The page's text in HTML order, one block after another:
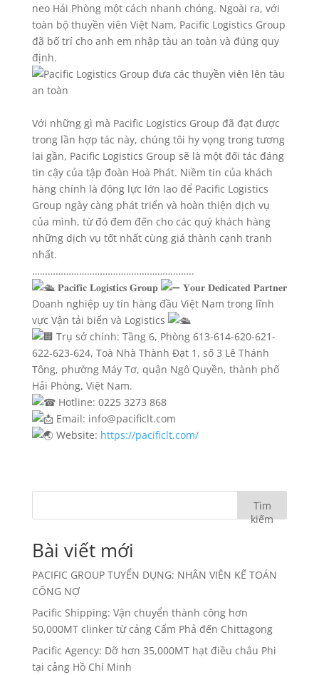
neo Hải Phòng một cách nhanh chóng. Ngoài ra, với
toàn bộ thuyền viên Việt Nam, Pacific Logistics Group
đã bố trí cho anh em nhập tàu an toàn và đúng quy
định.
Với những gì mà Pacific Logistics Group đã đạt được
trong lần hợp tác này, chúng tôi hy vọng trong tương
lai gần, Pacific Logistics Group sẽ là một đối tác đáng
tin cậy của tập đoàn Hoà Phát. Niềm tin của khách
hàng chính là động lực lớn lao để Pacific Logistics
Group ngày càng phát triển và hoàn thiện dịch vụ
của mình, từ đó đem đến cho các quý khách hàng
những dịch vụ tốt nhất cùng giá thành cạnh tranh
nhất.
……………………………………………………..
𝐏𝐚𝐜𝐢𝐟𝐢𝐜 𝐋𝐨𝐠𝐢𝐬𝐭𝐢𝐜𝐬 𝐆𝐫𝐨𝐮𝐩
𝐘𝐨𝐮𝐫 𝐃𝐞𝐝𝐢𝐜𝐚𝐭𝐞𝐝 𝐏𝐚𝐫𝐭𝐧𝐞𝐫
Doanh nghiệp uy tín hàng đầu Việt Nam trong lĩnh
vực Vận tải biển và Logistics
Trụ sở chính: Tầng 6, Phòng 613-614-620-621-
622-623-624, Toà Nhà Thành Đạt 1, số 3 Lê Thánh
Tông, phường Máy Tơ, quận Ngô Quyền, thành phố
Hải Phòng, Việt Nam.
Hotline: 0225 3273 868
Email: info@pacificlt.com
Website: https://pacificlt.com/
Tìm
kiếm
Bài viết mới
PACIFIC GROUP TUYỂN DỤNG: NHÂN VIÊN KẾ TOÁN
CÔNG NỢ
Pacific Shipping: Vận chuyển thành công hơn
50,000MT clinker từ cảng Cẩm Phả đến Chittagong
Pacific Agency: Dỡ hơn 35,000MT hạt điều châu Phi
tại cảng Hồ Chí Minh